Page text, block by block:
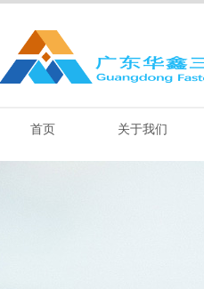
首页 关于我们